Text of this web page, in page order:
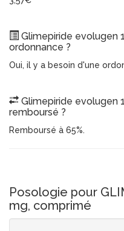
Glimepiride evolugen
ordonnance ?
Oui, il y a besoin d'une
Glimepiride evolugen
remboursé ?
Remboursé à 65%.
Posologie pour
mg, comprimé